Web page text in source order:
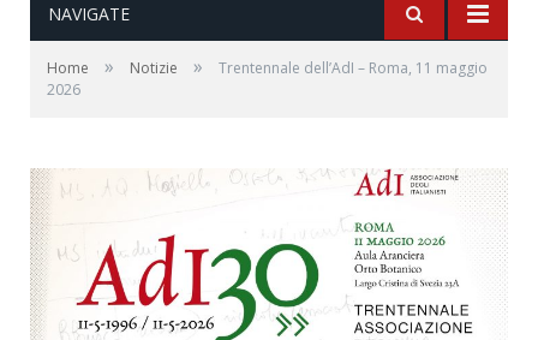
NAVIGATE
Home » Notizie »
Trentennale dell’AdI – Roma, 11 maggio
2026